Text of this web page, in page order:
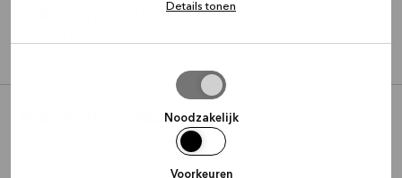
Details tonen
Noodzakelijk
Voorkeuren
Kvik Heerhugowaard
1703 DA
Heerhugowaard
Vandaag open vanaf 10:00 - 17:30